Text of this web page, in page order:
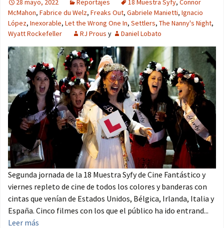
28 mayo, 2022 Reportajes 18 Muestra Syfy, Connor
McMahon, Fabrice du Welz, Freaks Out, Gabriele Manietti, Ignacio
López, Inexorable, Let the Wrong One In, Settlers, The Nanny's Night,
Wyatt Rockefeller
RJ Prous y Daniel Lobato
Segunda jornada de la 18 Muestra Syfy de Cine Fantástico y
viernes repleto de cine de todos los colores y banderas con
cintas que venían de Estados Unidos, Bélgica, Irlanda, Italia y
España. Cinco filmes con los que el público ha ido entrand...
Leer más